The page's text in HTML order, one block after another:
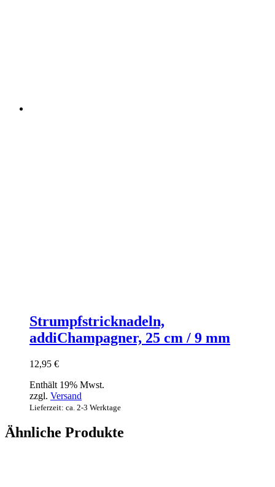
Strumpfstricknadeln,
addiChampagner, 25 cm / 9 mm
12,95 €
Enthält 19% Mwst.
zzgl. Versand
Lieferzeit: ca. 2-3 Werktage
Ähnliche Produkte